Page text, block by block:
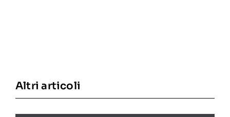
Altri articoli